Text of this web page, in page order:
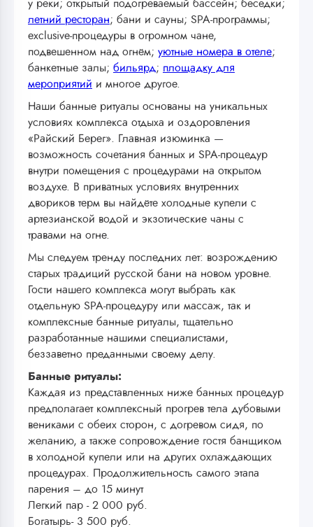
у реки; открытый подогреваемый бассейн; беседки;
летний ресторан; бани и сауны; SPA-программы;
exclusive-процедуры в огромном чане,
подвешенном над огнём; уютные номера в отеле;
банкетные залы; бильярд; площадку для
мероприятий и многое другое.
Наши банные ритуалы основаны на уникальных
условиях комплекса отдыха и оздоровления
«Райский Берег». Главная изюминка —
возможность сочетания банных и SPA-процедур
внутри помещения с процедурами на открытом
воздухе. В приватных условиях внутренних
двориков терм вы найдёте холодные купели с
артезианской водой и экзотические чаны с
травами на огне.
Мы следуем тренду последних лет: возрождению
старых традиций русской бани на новом уровне.
Гости нашего комплекса могут выбрать как
отдельную SPA-процедуру или массаж, так и
комплексные банные ритуалы, тщательно
разработанные нашими специалистами,
беззаветно преданными своему делу.
Банные ритуалы:
Каждая из представленных ниже банных процедур
предполагает комплексный прогрев тела дубовыми
вениками с обеих сторон, с догревом сидя, по
желанию, а также сопровождение гостя банщиком
в холодной купели или на других охлаждающих
процедурах. Продолжительность самого этапа
парения – до 15 минут
Легкий пар - 2 000 руб.
Богатырь- 3 500 руб.